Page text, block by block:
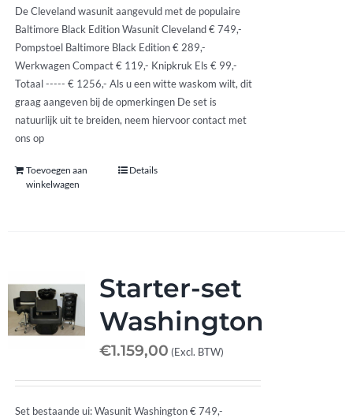
De Cleveland wasunit aangevuld met de populaire
Baltimore Black Edition Wasunit Cleveland € 749,-
Pompstoel Baltimore Black Edition € 289,-
Werkwagen Compact € 119,- Knipkruk Els € 99,-
Totaal ----- € 1256,- Als u een witte waskom wilt, dit
graag aangeven bij de opmerkingen De set is
natuurlijk uit te breiden, neem hiervoor contact met
ons op
Toevoegen aan
winkelwagen
Details
Starter-set
Washington
€1.159,00 (Excl. BTW)
Set bestaande ui: Wasunit Washington € 749,-